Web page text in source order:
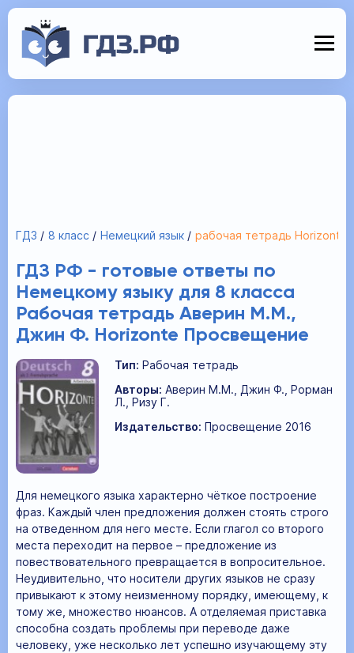
ГДЗ 8 класс Немецкий язык рабочая тетрадь Horizonte
ГДЗ РФ - готовые ответы по
Немецкому языку для 8 класса
Рабочая тетрадь Аверин М.М.,
Джин Ф. Horizonte Просвещение
Тип: Рабочая тетрадь
Авторы: Аверин М.М., Джин Ф., Рорман
Л., Ризу Г.
Издательство: Просвещение 2016
Для немецкого языка характерно чёткое построение
фраз. Каждый член предложения должен стоять строго
на отведенном для него месте. Если глагол со второго
места переходит на первое – предложение из
повествовательного превращается в вопросительное.
Неудивительно, что носители других языков не сразу
привыкают к этому неизменному порядку, имеющему, к
тому же, множество нюансов. А отделяемая приставка
способна создать проблемы при переводе даже
человеку, уже несколько лет успешно изучающему эту